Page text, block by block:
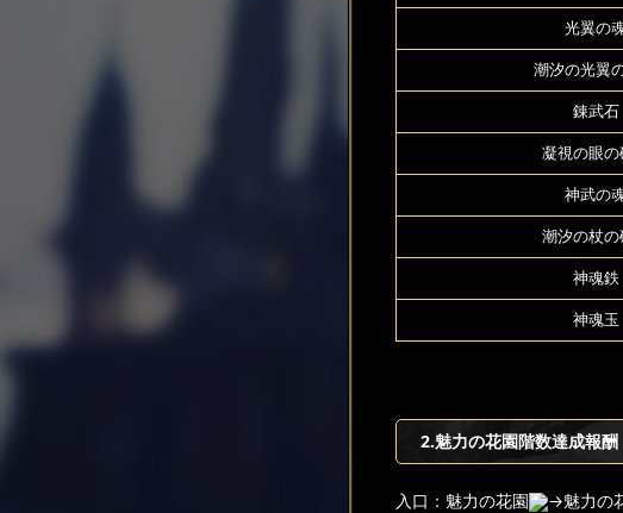
光翼の
潮汐の光翼
錬武石
凝視の眼の
神武の
潮汐の杖の
神魂鉄
神魂玉
2.魅力の花園階数達成報酬
入口：魅力の花園
→魅力の